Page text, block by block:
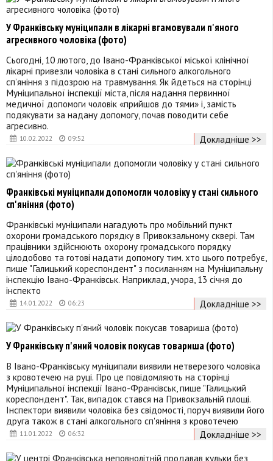
10.02.2022 09:52
У Франківську муніципали в лікарні вгамовували п'яного
агресивного чоловіка (фото)
Сьогодні, 10 лютого, до Івано-Франківської міської клінічної
лікарні привезли чоловіка в стані сильного алкогольного
сп’яніння з підозрою на травмування. Як йдеться на сторінці
Муніципальної інспекції міста, після надання первинної
медичної допомоги чоловік «прийшов до тями» і, замість
подякувати за надану допомогу, почав поводити себе
агресивно.
Докладніше >>
14.01.2022 06:23
Франківські муніципали допомогли чоловіку у стані сильного
сп'яніння (фото)
Франківські муніципали нагадують про мобільний пункт
охорони громадського порядку в Привокзальному сквері. Там
працівники здійснюють охорону громадського порядку
цілодобово та готові надати допомогу тим. хто цього потребує,
пише "Галицький кореспондент" з посиланням на Муніципальну
інспекцію Івано-Франківськ. Наприклад, учора, 13 січня до
інспекто
Докладніше >>
11.01.2022 06:32
У Франківську п'яний чоловік покусав товариша (фото)
В Івано-Франківську муніципали виявили нетверезого чоловіка
з кровотечею на руці. Про це повідомляють на сторінці
Муніципальної інспекції Івано-Франківськ, пише "Галицький
кореспондент". Так, випадок стався на Привокзальній площі.
Інспектори виявили чоловіка без свідомості, поруч виявили його
друга також в стані алкогольного сп'яніння з кровотечею
Докладніше >>